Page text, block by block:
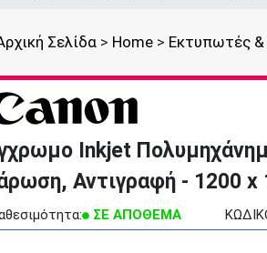
Σελίδα > Home > Εκτυπωτές
Inkjet
Αντιγραφή - 1200 x
ΣΕ ΑΠΟΘΕΜΑ